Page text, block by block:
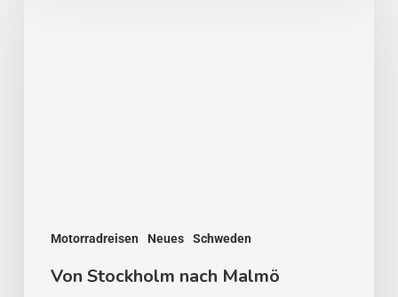
Motorradreisen Neues Schweden
Von Stockholm nach Malmö